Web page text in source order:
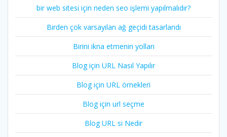
bir web sitesi için neden seo işlemi yapılmalıdır?
Birden çok varsayılan ağ geçidi tasarlandı
Birini ikna etmenin yolları
Blog için URL Nasıl Yapılır
Blog için URL örnekleri
Blog için url seçme
Blog URL si Nedir